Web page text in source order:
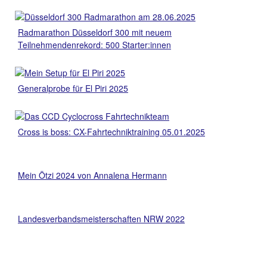
Radmarathon Düsseldorf 300 mit neuem
Teilnehmendenrekord: 500 Starter:innen
Generalprobe für El Piri 2025
Cross is boss: CX-Fahrtechniktraining 05.01.2025
Mein Ötzi 2024 von Annalena Hermann
Landesverbandsmeisterschaften NRW 2022